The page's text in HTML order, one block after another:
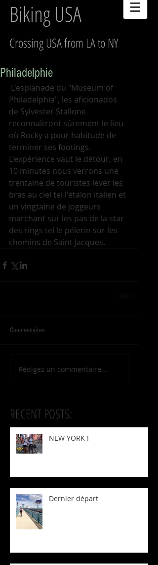
Biking USA
Crossing USA from LA to NY
RECENT POSTS:
Philadelphie
Philadelphia", les aficionados
de Sylvester Stallone
reconnaîtront sûrement le lieu
où Rocky a pour habitude de
terminer ses footings.
L'expérience vaut le détour, en
10 minutes nous verrons une
trentaine de touristes lever les
bras au ciel tel l'étalon italien et
un vingtaine de joggeurs
marchant sur les pas de la star
des rings tel le pélerin sur les
chemins de Saint Jacques.
Commentaires
Rédigez un commentaire...
NEW YORK !
Dernier départ